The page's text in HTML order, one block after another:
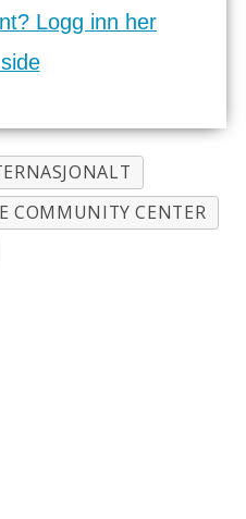
Logg inn her
COMMUNITY CENTER